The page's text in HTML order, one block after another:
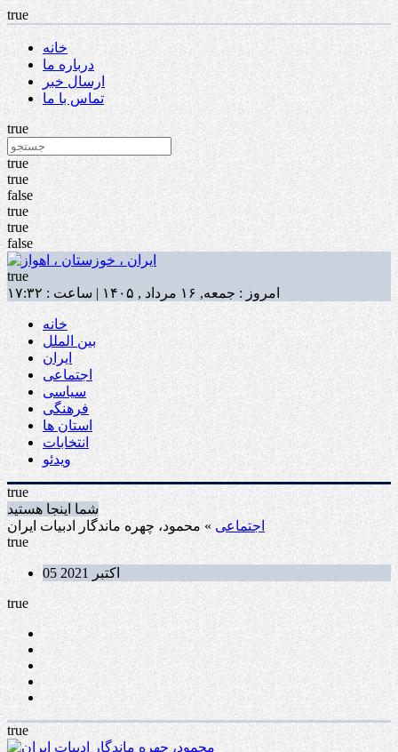
true
خانه
درباره ما
ارسال خبر
تماس با ما
true
true
true
false
true
true
false
true
امروز : جمعه, ۱۶ مرداد , ۱۴۰۵ | ساعت : ۱۷:۳۲
خانه
بین الملل
ایران
اجتماعی
سیاسی
فرهنگی
استان ها
انتخابات
ویدئو
true
شما اینجا هستید
اجتماعی » محمود، چهره ماندگار ادبیات ایران
true
05 اکتبر 2021
true
true